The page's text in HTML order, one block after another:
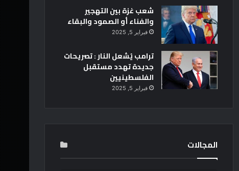
شعب غزة بين التهجير
والفناء أو الصمود والبقاء
فبراير 5, 2025
ترامب يُشعل النار : تصريحات
جديدة تهدد مستقبل
الفلسطينيين
فبراير 5, 2025
المجالات